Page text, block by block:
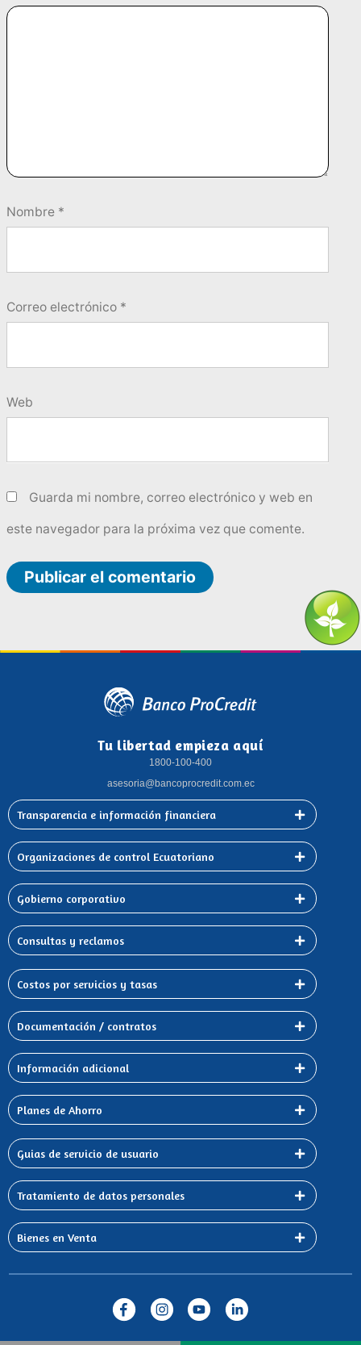
Nombre *
Correo electrónico *
Web
Guarda mi nombre, correo electrónico y web en
este navegador para la próxima vez que comente.
Tu libertad empieza aquí
1800-100-400
asesoria@bancoprocredit.com.ec
Transparencia e información financiera
Organizaciones de control Ecuatoriano
Gobierno corporativo
Consultas y reclamos
Costos por servicios y tasas
Documentación / contratos
Información adicional
Planes de Ahorro
Guias de servicio de usuario
Tratamiento de datos personales
Bienes en Venta